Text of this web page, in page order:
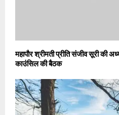
महापौर श्रीमती प्रीति संजीव सूरी की
काउंसिल की बैठक